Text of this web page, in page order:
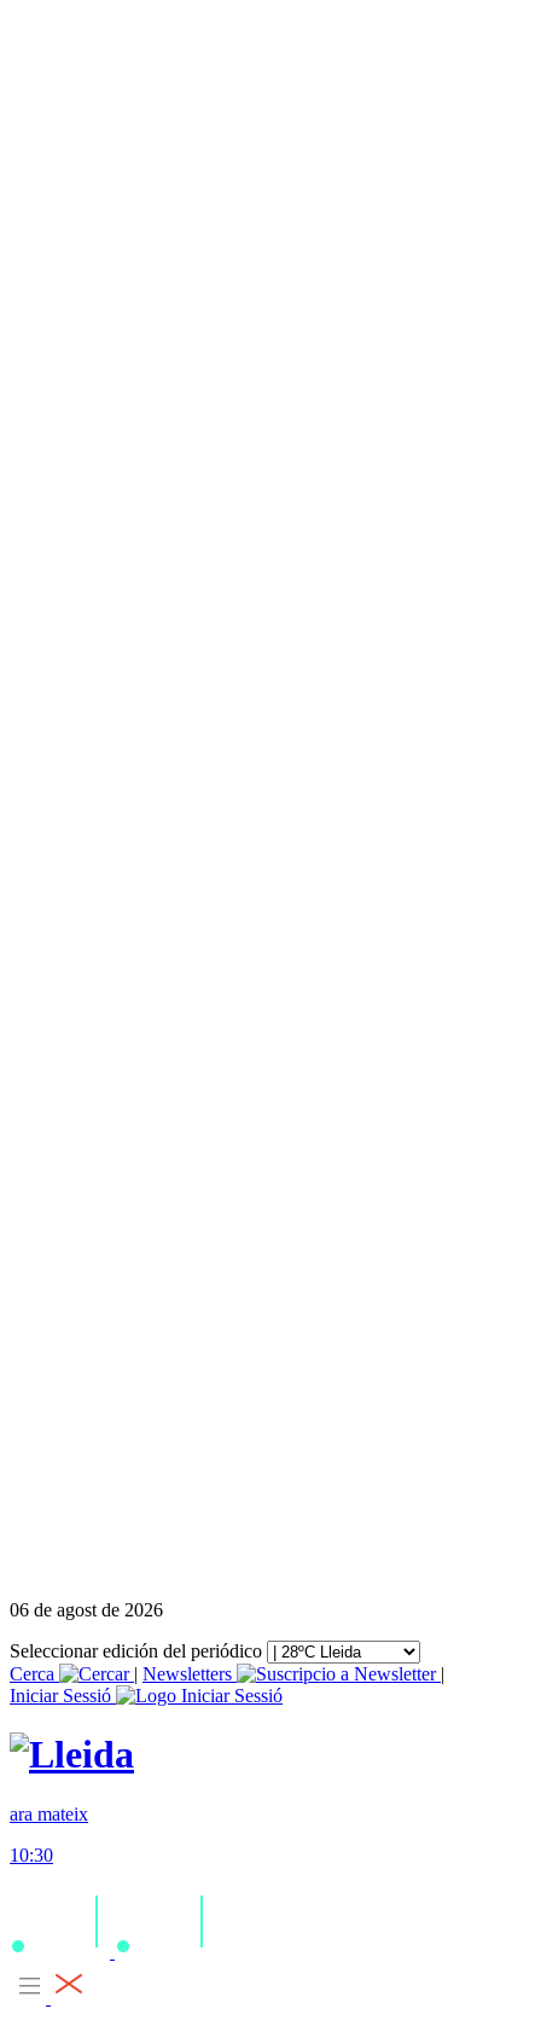
06 de agost de 2026
Seleccionar edición del periódico
Cerca
| Newsletters
|
Iniciar Sessió
ara mateix
10:30